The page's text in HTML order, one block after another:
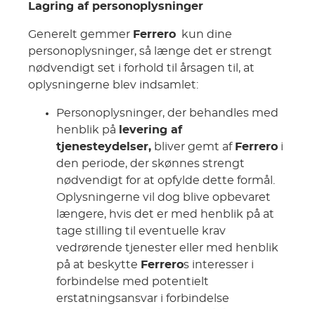
Lagring af personoplysninger
Generelt gemmer Ferrero kun dine
personoplysninger, så længe det er strengt
nødvendigt set i forhold til årsagen til, at
oplysningerne blev indsamlet:
Personoplysninger, der behandles med
henblik på
levering af
tjenesteydelser, bliver gemt af Ferrero i
den periode, der skønnes strengt
nødvendigt for at opfylde dette formål.
Oplysningerne vil dog blive opbevaret
længere, hvis det er med henblik på at
tage stilling til eventuelle krav
vedrørende tjenester eller med henblik
på at beskytte Ferreros interesser i
forbindelse med potentielt
erstatningsansvar i forbindelse